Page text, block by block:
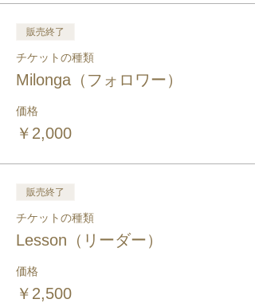
販売終了
チケットの種類
Milonga（フォロワー）
価格
￥2,000
販売終了
チケットの種類
Lesson（リーダー）
価格
￥2,500